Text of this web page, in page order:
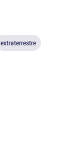
extraterrestre